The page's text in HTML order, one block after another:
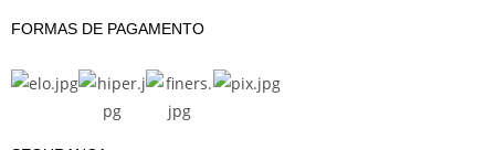
FORMAS DE PAGAMENTO